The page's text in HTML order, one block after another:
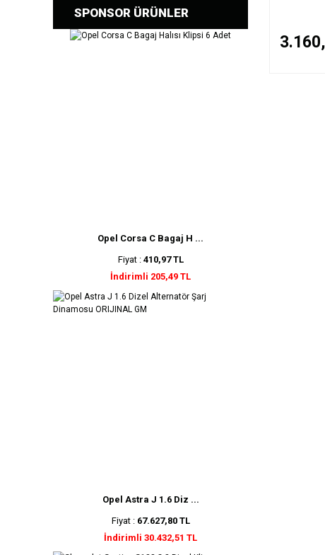
SPONSOR ÜRÜNLER
Opel Corsa C Bagaj H ...
Fiyat : 410,97 TL
İndirimli 205,49 TL
Opel Astra J 1.6 Diz ...
Fiyat : 67.627,80 TL
İndirimli 30.432,51 TL